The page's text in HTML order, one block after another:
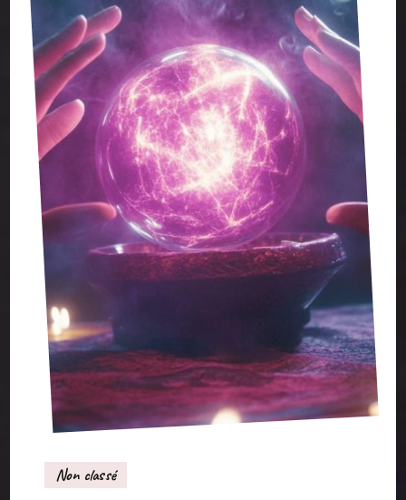
Non classé